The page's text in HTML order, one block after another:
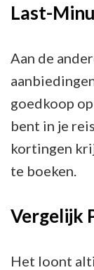
Last-
Aan de
goedkoop
bent in je
kortingen
te boeken.
Vergelijk
Het loont